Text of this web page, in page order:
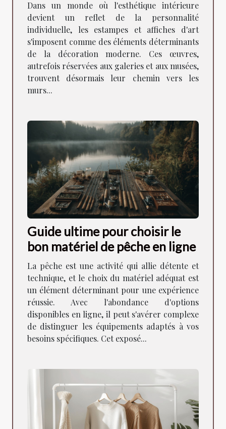
Dans un monde où l'esthétique intérieure
devient un reflet de la personnalité
individuelle, les estampes et affiches d'art
s'imposent comme des éléments déterminants
de la décoration moderne. Ces œuvres,
autrefois réservées aux galeries et aux musées,
trouvent désormais leur chemin vers les
murs...
Guide ultime pour choisir le
bon matériel de pêche en ligne
La pêche est une activité qui allie détente et
technique, et le choix du matériel adéquat est
un élément déterminant pour une expérience
réussie. Avec l'abondance d'options
disponibles en ligne, il peut s'avérer complexe
de distinguer les équipements adaptés à vos
besoins spécifiques. Cet exposé...